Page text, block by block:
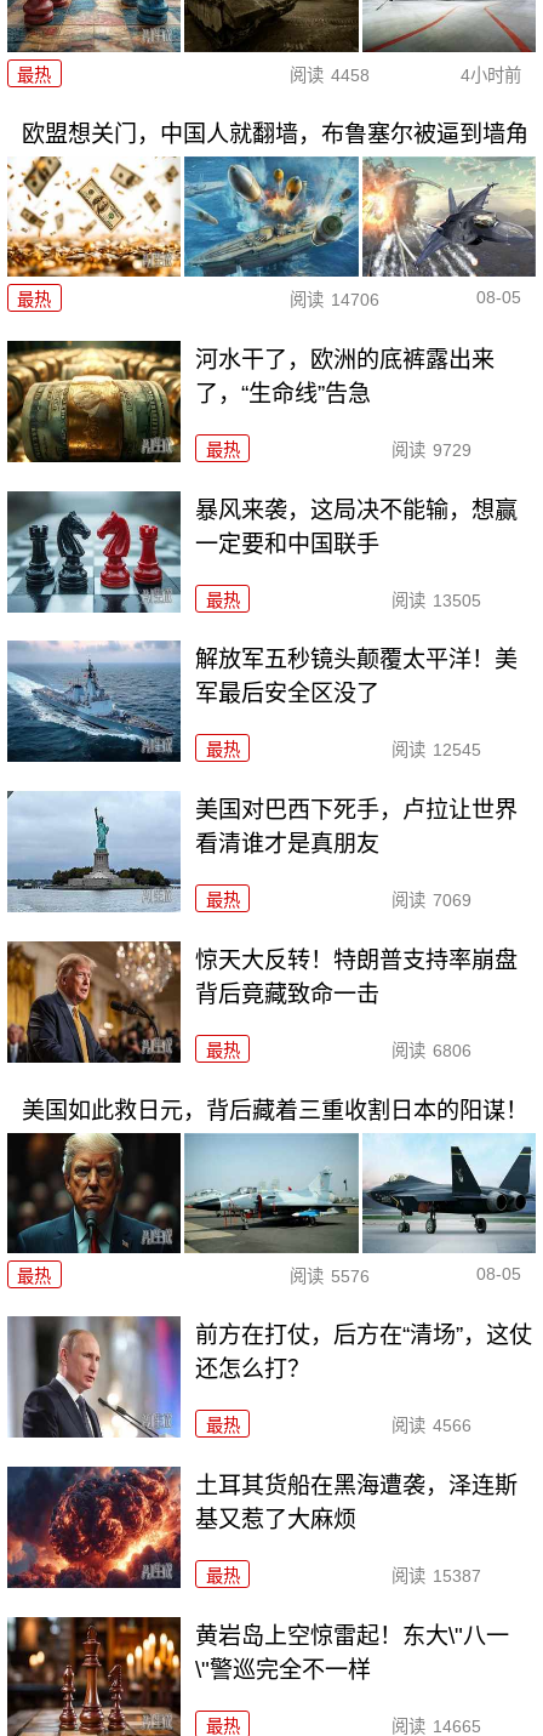
最热 阅读 4458 4小时前
欧盟想关门，中国人就翻墙，布鲁塞尔被逼到墙角
最热 阅读 14706 08-05
河水干了，欧洲的底裤露出来
了，“生命线”告急
最热 阅读 9729
暴风来袭，这局决不能输，想赢
一定要和中国联手
最热 阅读 13505
解放军五秒镜头颠覆太平洋！美
军最后安全区没了
最热 阅读 12545
美国对巴西下死手，卢拉让世界
看清谁才是真朋友
最热 阅读 7069
惊天大反转！特朗普支持率崩盘
背后竟藏致命一击
最热 阅读 6806
美国如此救日元，背后藏着三重收割日本的阳谋！
最热 阅读 5576 08-05
前方在打仗，后方在“清场”，这仗
还怎么打？
最热 阅读 4566
土耳其货船在黑海遭袭，泽连斯
基又惹了大麻烦
最热 阅读 15387
黄岩岛上空惊雷起！东大\"八一
\"警巡完全不一样
最热 阅读 14665